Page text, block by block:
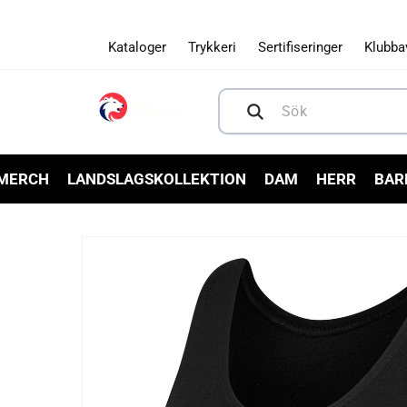
Kataloger Trykkeri Sertifiseringer
Sök
LANDSLAGSKOLLEKTION DAM HERR